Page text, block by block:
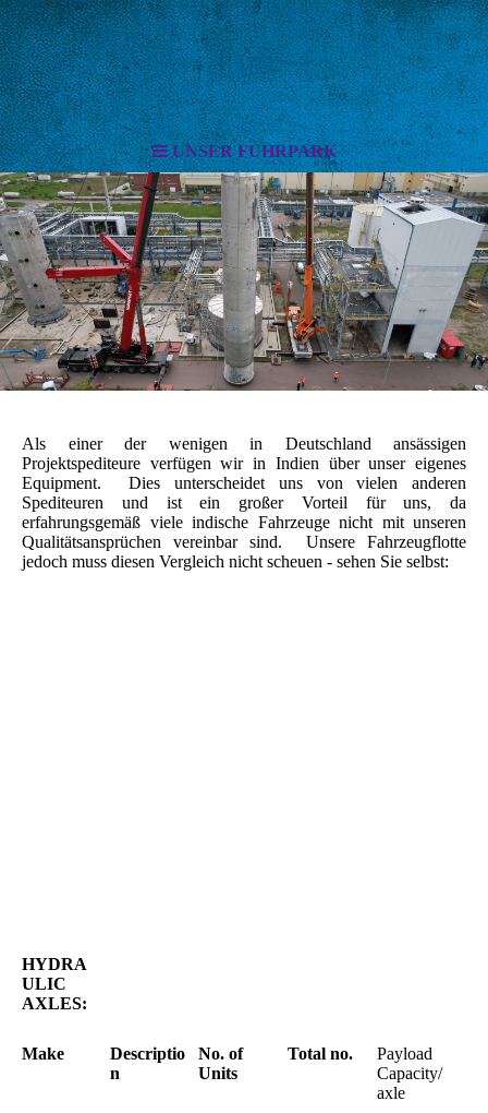
UNSER FUHRPARK
Als einer der wenigen in Deutschland ansässigen
Projektspediteure verfügen wir in Indien über unser eigenes
Equipment. Dies unterscheidet uns von vielen anderen
Spediteuren und ist ein großer Vorteil für uns, da
erfahrungsgemäß viele indische Fahrzeuge nicht mit unseren
Qualitätsansprüchen vereinbar sind. Unsere Fahrzeugflotte
jedoch muss diesen Vergleich nicht scheuen - sehen Sie selbst:
HYDRA
ULIC
AXLES:
Make
Descriptio
n
No. of
Units
Total no.
Payload
Capacity/
axle